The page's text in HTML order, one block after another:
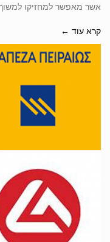
אשר מאפשר למחזיקו
קרא עוד ←